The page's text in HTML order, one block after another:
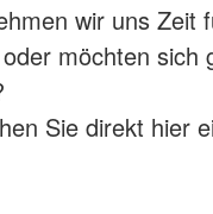
wir uns Zeit
möchten
Sie direkt hier